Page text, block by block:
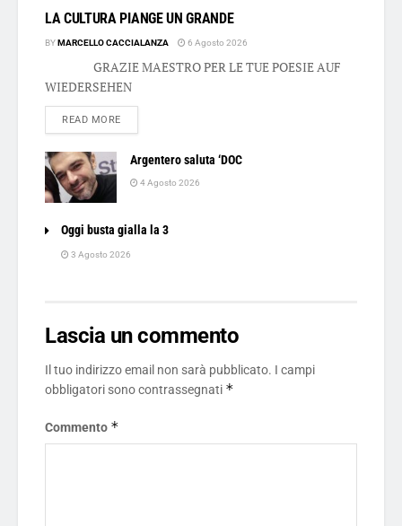
LA CULTURA PIANGE UN GRANDE
BYMARCELLO CACCIALANZA 6 Agosto 2026
GRAZIE MAESTRO PER LE TUE POESIE AUF
WIEDERSEHEN
READ MOREDETAILS
Argentero saluta ‘DOC
4 Agosto 2026
Oggi busta gialla la 3
3 Agosto 2026
Lascia un commento
Il tuo indirizzo email non sarà pubblicato. I campi
obbligatori sono contrassegnati *
Commento *